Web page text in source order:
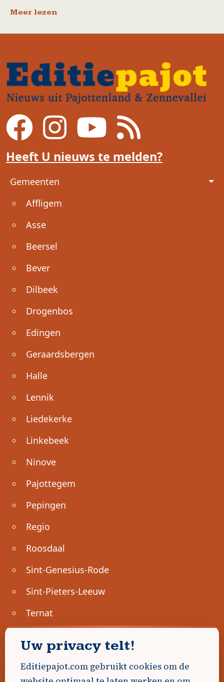
Meer lezen
Heeft U nieuws te melden?
Voet
Gemeenten
Affligem
Asse
Beersel
Bever
Dilbeek
Drogenbos
Edingen
Geraardsbergen
Halle
Lennik
Liedekerke
Linkebeek
Ninove
Pajottegem
Pepingen
Regio
Roosdaal
Sint-Genesius-Rode
Sint-Pieters-Leeuw
Ternat
Geen advertenties gevonden.
Uw privacy telt!
Editiepajot.com gebruikt cookies om de